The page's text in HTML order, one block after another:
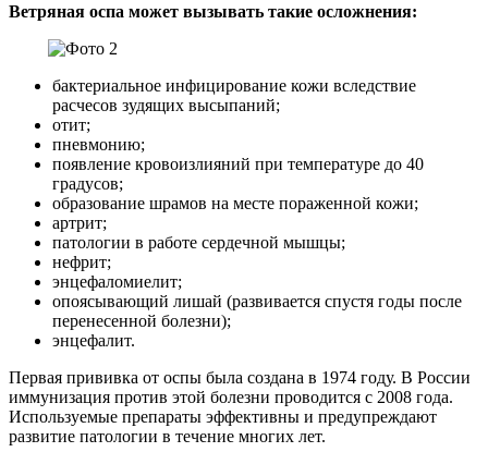
Ветряная оспа может вызывать такие осложнения:
бактериальное инфицирование кожи вследствие
расчесов зудящих высыпаний;
отит;
пневмонию;
появление кровоизлияний при температуре до 40
градусов;
образование шрамов на месте пораженной кожи;
артрит;
патологии в работе сердечной мышцы;
нефрит;
энцефаломиелит;
опоясывающий лишай (развивается спустя годы после
перенесенной болезни);
энцефалит.
Первая прививка от оспы была создана в 1974 году. В России
иммунизация против этой болезни проводится с 2008 года.
Используемые препараты эффективны и предупреждают
развитие патологии в течение многих лет.